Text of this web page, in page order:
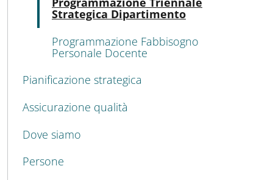
Strategica Dipartimento
Programmazione Fabbisogno
Personale Docente
Pianificazione strategica
Assicurazione qualità
Dove siamo
Persone